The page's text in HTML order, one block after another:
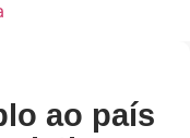
ao país